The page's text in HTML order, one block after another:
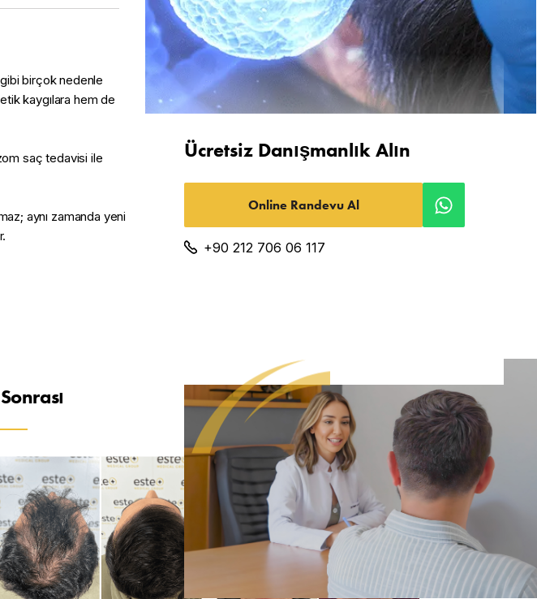
birçok nedenle
kaygılara hem de
saç tedavisi ile
aynı zamanda yeni
Ücretsiz Danışmanlık Alın
Online Randevu Al
+90 212 706 06 117